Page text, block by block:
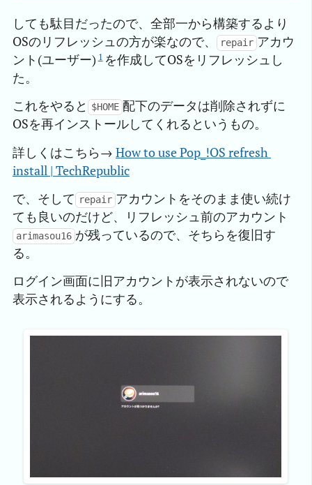
しても駄目だったので、全部一から構築するより
OSのリフレッシュの方が楽なので、
repair アカウ
ント(ユーザー) 1 を作成してOSをリフレッシュし
た。
これをやると
$HOME 配下のデータは削除されずに
OSを再インストールしてくれるというもの。
詳しくはこちら→ How to use Pop_!OS refresh
install | TechRepublic
で、そして repair アカウントをそのまま使い続け
ても良いのだけど、リフレッシュ前のアカウント
arimasou16 が残っているので、そちらを復旧す
る。
ログイン画面に旧アカウントが表示されないので
表示されるようにする。